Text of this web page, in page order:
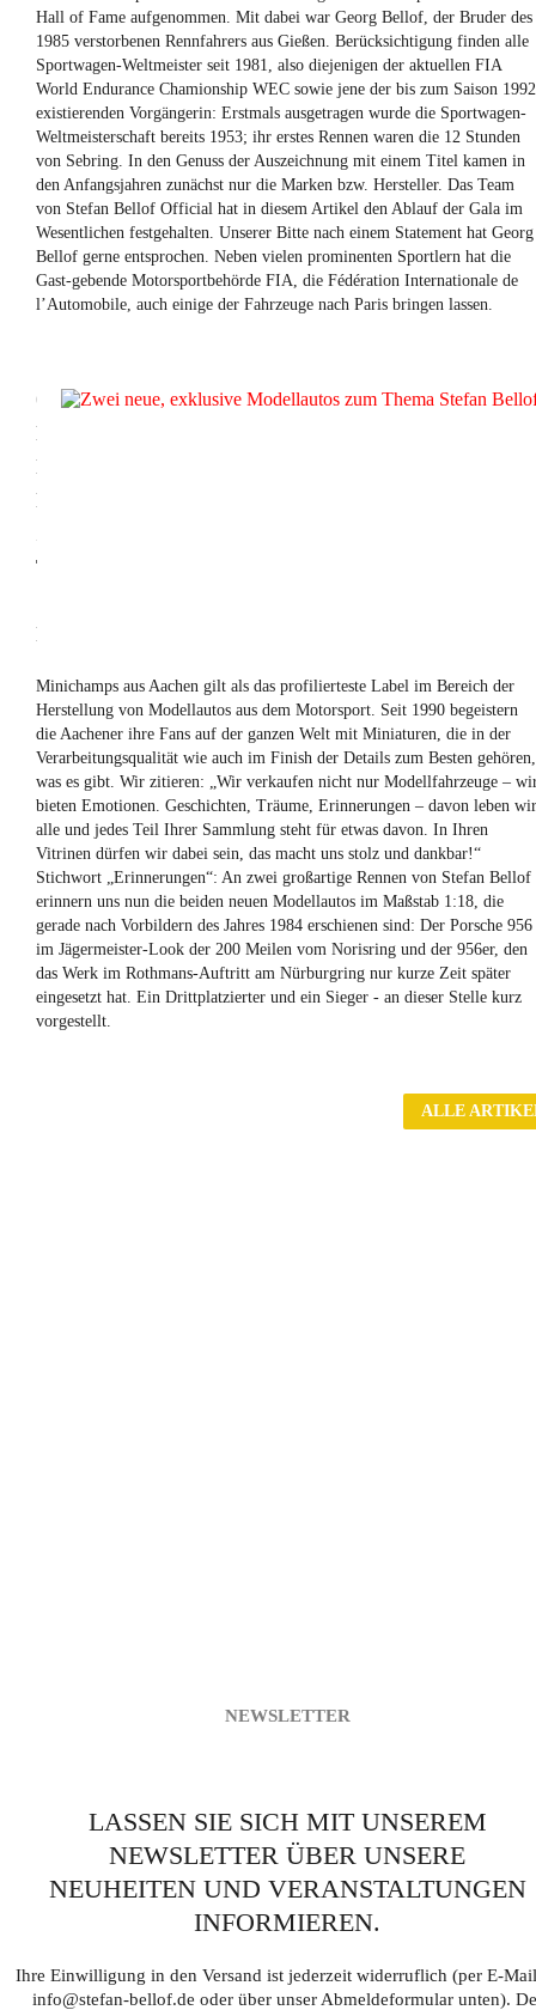
Hall of Fame aufgenommen. Mit dabei war Georg Bellof, der Bruder des
1985 verstorbenen Rennfahrers aus Gießen. Berücksichtigung finden alle
Sportwagen-Weltmeister seit 1981, also diejenigen der aktuellen FIA
World Endurance Chamionship WEC sowie jene der bis zum Saison 1992
existierenden Vorgängerin: Erstmals ausgetragen wurde die Sportwagen-
Weltmeisterschaft bereits 1953; ihr erstes Rennen waren die 12 Stunden
von Sebring. In den Genuss der Auszeichnung mit einem Titel kamen in
den Anfangsjahren zunächst nur die Marken bzw. Hersteller. Das Team
von Stefan Bellof Official hat in diesem Artikel den Ablauf der Gala im
Wesentlichen festgehalten. Unserer Bitte nach einem Statement hat Georg
Bellof gerne entsprochen. Neben vielen prominenten Sportlern hat die
Gast-gebende Motorsportbehörde FIA, die Fédération Internationale de
l’Automobile, auch einige der Fahrzeuge nach Paris bringen lassen.
08.07.2019 ZWEI
NEUE,
EXKLUSIVE
MODELLAUTOS
ZUM
THEMA
BELLOF
Minichamps aus Aachen gilt als das profilierteste Label im Bereich der
Herstellung von Modellautos aus dem Motorsport. Seit 1990 begeistern
die Aachener ihre Fans auf der ganzen Welt mit Miniaturen, die in der
Verarbeitungsqualität wie auch im Finish der Details zum Besten gehören,
was es gibt. Wir zitieren: „Wir verkaufen nicht nur Modellfahrzeuge –
bieten Emotionen. Geschichten, Träume, Erinnerungen – davon leben wir
alle und jedes Teil Ihrer Sammlung steht für etwas davon. In Ihren
Vitrinen dürfen wir dabei sein, das macht uns stolz und dankbar!“
Stichwort „Erinnerungen“: An zwei großartige Rennen von Stefan Bellof
erinnern uns nun die beiden neuen Modellautos im Maßstab 1:18, die
gerade nach Vorbildern des Jahres 1984 erschienen sind: Der Porsche 956
im Jägermeister-Look der 200 Meilen vom Norisring und der 956er, den
das Werk im Rothmans-Auftritt am Nürburgring nur kurze Zeit später
eingesetzt hat. Ein Drittplatzierter und ein Sieger - an dieser Stelle kurz
vorgestellt.
ALLE
NEWSLETTER
LASSEN SIE SICH MIT UNSEREM
NEWSLETTER ÜBER UNSERE
NEUHEITEN UND VERANSTALTUNGEN
INFORMIEREN.
Ihre Einwilligung in den Versand ist jederzeit widerruflich (per E-
info@stefan-bellof.de oder über unser Abmeldeformular unten).